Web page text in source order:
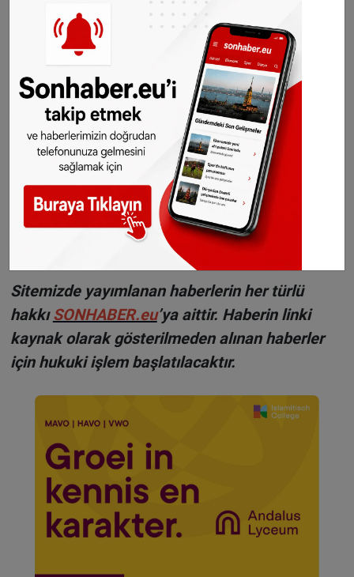
bin, 21 bin ve 27 bin kişi katılmıştı.
Haber: Halil Uygun
©Sonhaber.eu
aberlerimiziİnsta gram hesabımızdan
edebilirsiniz.
WhatsAppta ücretsiz bültenimize abone olun,
Hollanda ve diğer Avrupa ülkeleri gündeminden
seçtiğimiz haberler her gün telefonunuza
Abone olmak için tıklayın
Sitemizde yayımlanan haberlerin her türlü
hakkıSONHABER.eu’ya aittir. Haberin linki
kaynak olarak gösterilmeden alınan haberler
için hukuki işlem başlatılacaktır.